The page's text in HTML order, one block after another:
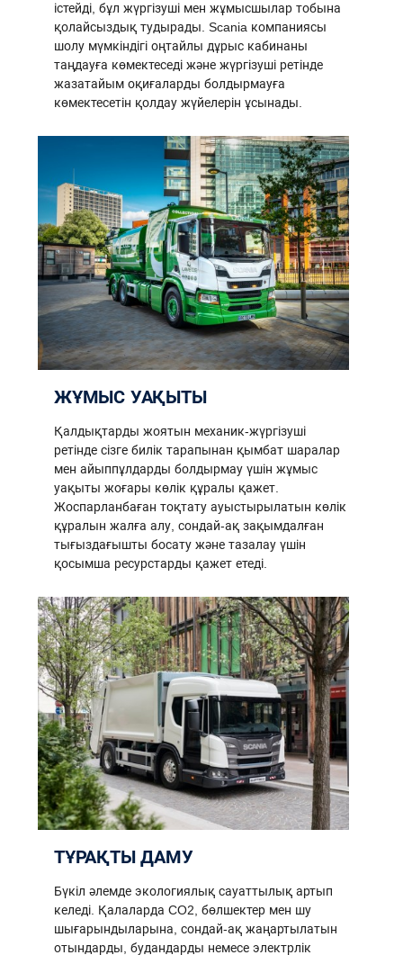
істейді, бұл жүргізуші мен жұмысшылар тобына
қолайсыздық тудырады. Scania компаниясы
шолу мүмкіндігі оңтайлы дұрыс кабинаны
таңдауға көмектеседі және жүргізуші ретінде
жазатайым оқиғаларды болдырмауға
көмектесетін қолдау жүйелерін ұсынады.
ЖҰМЫС УАҚЫТЫ
Қалдықтарды жоятын механик-жүргізуші
ретінде сізге билік тарапынан қымбат шаралар
мен айыппұлдарды болдырмау үшін жұмыс
уақыты жоғары көлік құралы қажет.
Жоспарланбаған тоқтату ауыстырылатын көлік
құралын жалға алу, сондай-ақ зақымдалған
тығыздағышты босату және тазалау үшін
қосымша ресурстарды қажет етеді.
ТҰРАҚТЫ ДАМУ
Бүкіл әлемде экологиялық сауаттылық артып
келеді. Қалаларда CO2, бөлшектер мен шу
шығарындыларына, сондай-ақ жаңартылатын
отындарды, будандарды немесе электрлік